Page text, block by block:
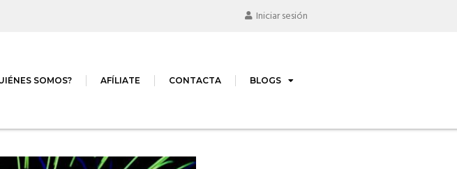
Iniciar sesión
SOMOS? AFÍLIATE CONTACTA BLOGS